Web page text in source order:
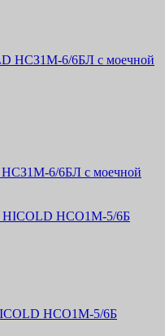
НСЗ1М-6/6БЛ с моечной
НСО1М-5/6Б